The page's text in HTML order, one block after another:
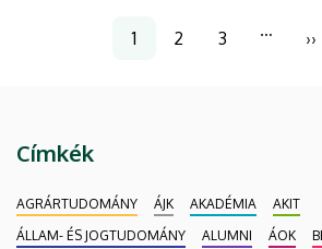
Oldalszámozás
Jelenlegi
1
Page
2
Page
3
…
››
Címkék
AGRÁRTUDOMÁNY ÁJK AKADÉMIA
AKIT
ÁLLAM- ÉS JOGTUDOMÁNY
ALUMNI ÁOK